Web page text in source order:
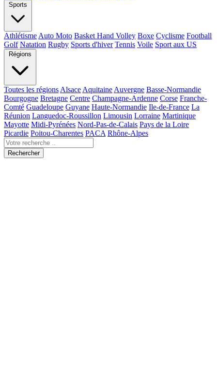
Sports
Athlétisme Auto Moto Basket Hand Volley Boxe Cyclisme Football
Golf Natation Rugby Sports d'hiver Tennis Voile Sport aux US
Régions
Toutes les régions Alsace Aquitaine Auvergne Basse-Normandie
Bourgogne Bretagne Centre Champagne-Ardenne Corse Franche-
Comté Guadeloupe Guyane Haute-Normandie Ile-de-France La
Réunion Languedoc-Roussillon Limousin Lorraine Martinique
Mayotte Midi-Pyrénées Nord-Pas-de-Calais Pays de la Loire
Picardie Poitou-Charentes PACA Rhône-Alpes
Rechercher